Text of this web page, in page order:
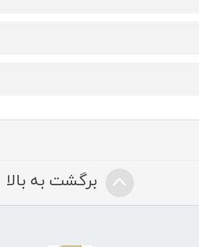
برگشت به بالا